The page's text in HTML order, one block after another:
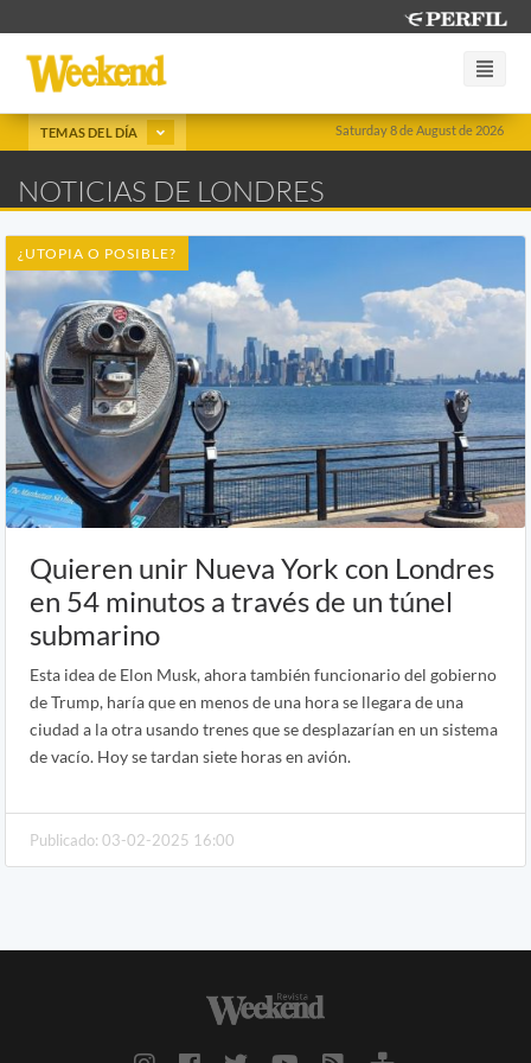
Saturday 8 de August de 2026
TEMAS DEL DÍA
NOTICIAS DE LONDRES
¿UTOPIA O POSIBLE?
Quieren unir Nueva York con Londres
en 54 minutos a través de un túnel
submarino
Esta idea de Elon Musk, ahora también funcionario del gobierno
de Trump, haría que en menos de una hora se llegara de una
ciudad a la otra usando trenes que se desplazarían en un sistema
de vacío. Hoy se tardan siete horas en avión.
Publicado: 03-02-2025 16:00